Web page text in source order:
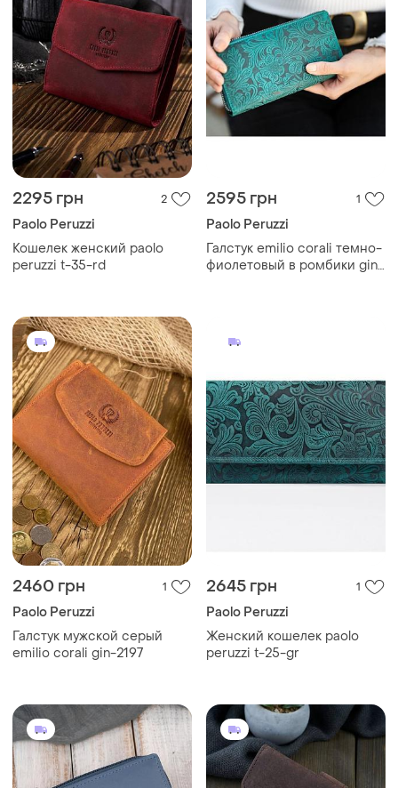
2295 грн 2
Paolo Peruzzi
Кошелек женский paolo
peruzzi t-35-rd
2595 грн 1
Paolo Peruzzi
Галстук emilio corali темно-
фиолетовый в ромбики gin-
2460 грн 1
Paolo Peruzzi
Галстук мужской серый
emilio corali gin-2197
2645 грн 1
Paolo Peruzzi
Женский кошелек paolo
peruzzi t-25-gr